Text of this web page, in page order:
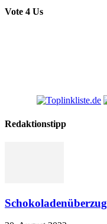
Vote 4 Us
Redaktionstipp
Schokoladenüberzug